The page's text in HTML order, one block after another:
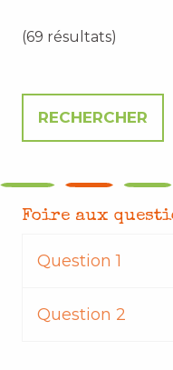
(69 résultats)
Foire aux
Question 1
Question 2